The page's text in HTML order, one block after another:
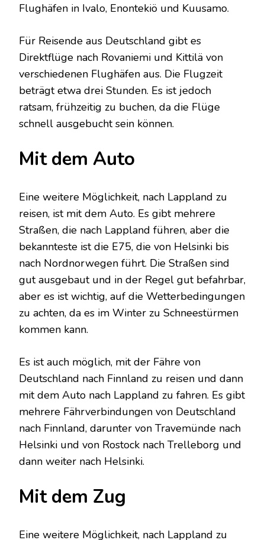
Flughäfen in Ivalo, Enontekiö und Kuusamo.
Für Reisende aus Deutschland gibt es
Direktflüge nach Rovaniemi und Kittilä von
verschiedenen Flughäfen aus. Die Flugzeit
beträgt etwa drei Stunden. Es ist jedoch
ratsam, frühzeitig zu buchen, da die Flüge
schnell ausgebucht sein können.
Mit dem Auto
Eine weitere Möglichkeit, nach Lappland zu
reisen, ist mit dem Auto. Es gibt mehrere
Straßen, die nach Lappland führen, aber die
bekannteste ist die E75, die von Helsinki bis
nach Nordnorwegen führt. Die Straßen sind
gut ausgebaut und in der Regel gut befahrbar,
aber es ist wichtig, auf die Wetterbedingungen
zu achten, da es im Winter zu Schneestürmen
kommen kann.
Es ist auch möglich, mit der Fähre von
Deutschland nach Finnland zu reisen und dann
mit dem Auto nach Lappland zu fahren. Es gibt
mehrere Fährverbindungen von Deutschland
nach Finnland, darunter von Travemünde nach
Helsinki und von Rostock nach Trelleborg und
dann weiter nach Helsinki.
Mit dem Zug
Eine weitere Möglichkeit, nach Lappland zu